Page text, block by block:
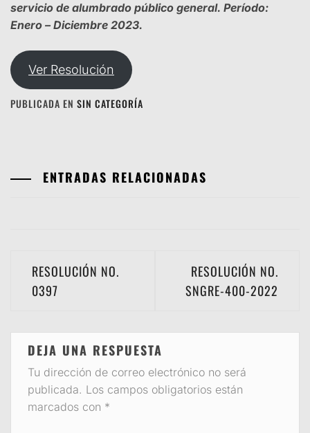
servicio de alumbrado público general. Período:
Enero – Diciembre 2023.
Ver Resolución
PUBLICADA EN SIN CATEGORÍA
ENTRADAS RELACIONADAS
Navegación
RESOLUCIÓN NO.
0397
RESOLUCIÓN NO.
SNGRE-400-2022
DEJA UNA RESPUESTA
Tu dirección de correo electrónico no será
publicada. Los campos obligatorios están
marcados con *